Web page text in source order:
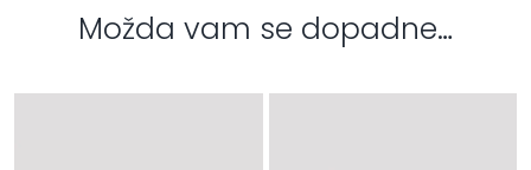
Možda vam se dopadne…